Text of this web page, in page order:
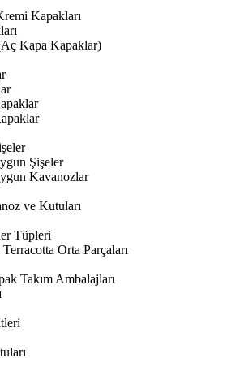
Kapakları
Kapa Kapaklar)
Şişeler
Kavanozlar
ve Kutuları
Tüpleri
Orta Parçaları
Takım Ambalajları